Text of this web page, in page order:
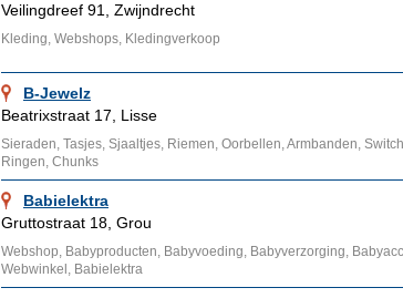
Veilingdreef 91, Zwijndrecht
Kleding, Webshops, Kledingverkoop
B-Jewelz
Beatrixstraat 17, Lisse
Sieraden, Tasjes, Sjaaltjes, Riemen, Oorbellen, Armbanden,
Ringen, Chunks
Babielektra
Gruttostraat 18, Grou
Webshop, Babyproducten, Babyvoeding, Babyverzorging,
Webwinkel, Babielektra